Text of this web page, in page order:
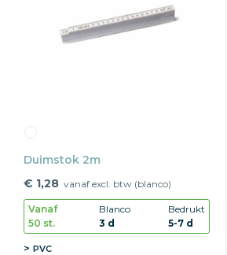
Duimstok 2m
€ 1,28 vanaf excl. btw (blanco)
Vanaf
50 st.
Blanco
3 d
Bedrukt
5-7 d
PVC